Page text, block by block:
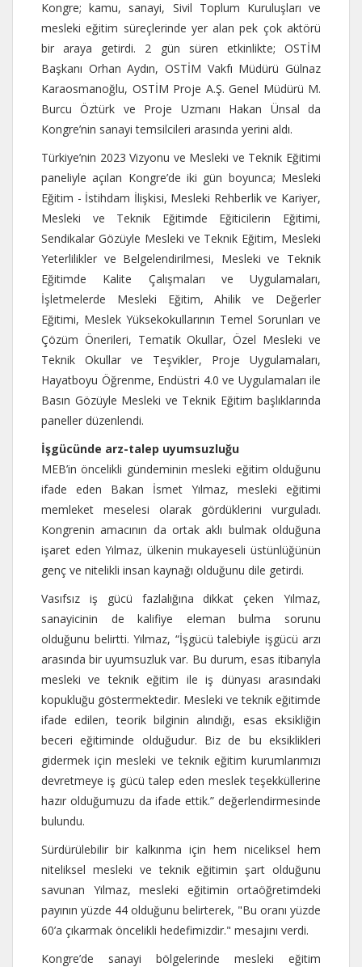
Kongre; kamu, sanayi, Sivil Toplum Kuruluşları ve
mesleki eğitim süreçlerinde yer alan pek çok aktörü
bir araya getirdi. 2 gün süren etkinlikte; OSTİM
Başkanı Orhan Aydın, OSTİM Vakfı Müdürü Gülnaz
Karaosmanoğlu, OSTİM Proje A.Ş. Genel Müdürü M.
Burcu Öztürk ve Proje Uzmanı Hakan Ünsal da
Kongre’nin sanayi temsilcileri arasında yerini aldı.
Türkiye’nin 2023 Vizyonu ve Mesleki ve Teknik Eğitimi
paneliyle açılan Kongre’de iki gün boyunca; Mesleki
Eğitim - İstihdam İlişkisi, Mesleki Rehberlik ve Kariyer,
Mesleki ve Teknik Eğitimde Eğiticilerin Eğitimi,
Sendikalar Gözüyle Mesleki ve Teknik Eğitim, Mesleki
Yeterlilikler ve Belgelendirilmesi, Mesleki ve Teknik
Eğitimde Kalite Çalışmaları ve Uygulamaları,
İşletmelerde Mesleki Eğitim, Ahilik ve Değerler
Eğitimi, Meslek Yüksekokullarının Temel Sorunları ve
Çözüm Önerileri, Tematik Okullar, Özel Mesleki ve
Teknik Okullar ve Teşvikler, Proje Uygulamaları,
Hayatboyu Öğrenme, Endüstri 4.0 ve Uygulamaları ile
Basın Gözüyle Mesleki ve Teknik Eğitim başlıklarında
paneller düzenlendi.
İşgücünde arz-talep uyumsuzluğu
MEB’in öncelikli gündeminin mesleki eğitim olduğunu
ifade eden Bakan İsmet Yılmaz, mesleki eğitimi
memleket meselesi olarak gördüklerini vurguladı.
Kongrenin amacının da ortak aklı bulmak olduğuna
işaret eden Yılmaz, ülkenin mukayeseli üstünlüğünün
genç ve nitelikli insan kaynağı olduğunu dile getirdi.
Vasıfsız iş gücü fazlalığına dikkat çeken Yılmaz,
sanayicinin de kalifiye eleman bulma sorunu
olduğunu belirtti. Yılmaz, “İşgücü talebiyle işgücü arzı
arasında bir uyumsuzluk var. Bu durum, esas itibarıyla
mesleki ve teknik eğitim ile iş dünyası arasındaki
kopukluğu göstermektedir. Mesleki ve teknik eğitimde
ifade edilen, teorik bilginin alındığı, esas eksikliğin
beceri eğitiminde olduğudur. Biz de bu eksiklikleri
gidermek için mesleki ve teknik eğitim kurumlarımızı
devretmeye iş gücü talep eden meslek teşekküllerine
hazır olduğumuzu da ifade ettik.” değerlendirmesinde
bulundu.
Sürdürülebilir bir kalkınma için hem niceliksel hem
niteliksel mesleki ve teknik eğitimin şart olduğunu
savunan Yılmaz, mesleki eğitimin ortaöğretimdeki
payının yüzde 44 olduğunu belirterek, "Bu oranı yüzde
60’a çıkarmak öncelikli hedefimizdir." mesajını verdi.
Kongre’de sanayi bölgelerinde mesleki eğitim